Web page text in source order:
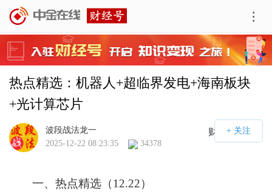
热点精选：机器人+超临界发电+海南板块
+光计算芯片
财经号APP
波段战法龙一
2025-12-22 08:23:35
34378
一、热点精选（12.22）